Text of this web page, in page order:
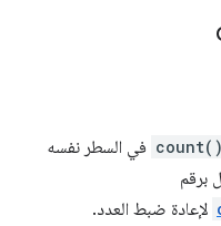
count() في السطر نفسه
برقم
لإعادة ضبط العدد.